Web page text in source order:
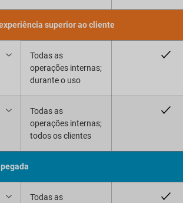
superior ao cliente
Todas as
operações internas;
durante o uso
Todas as
operações internas;
todos os clientes
Todas as